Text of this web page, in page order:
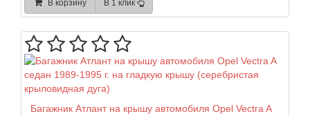
В корзину В 1 клик
Багажник Атлант на крышу автомобиля Opel Vectra A